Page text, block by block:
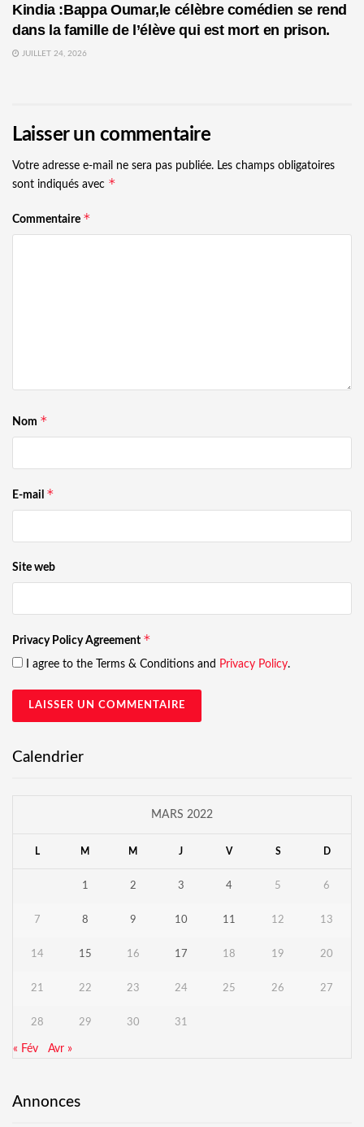
Kindia :Bappa Oumar,le célèbre comédien se rend
dans la famille de l’élève qui est mort en prison.
JUILLET 24, 2026
Laisser un commentaire
Votre adresse e-mail ne sera pas publiée. Les champs obligatoires
sont indiqués avec *
Commentaire *
Nom *
E-mail *
Site web
Privacy Policy Agreement *
I agree to the Terms & Conditions and Privacy Policy.
Calendrier
MARS 2022
L M M J V S D
1 2 3 4 5 6
7 8 9 10 11 12 13
14 15 16 17 18 19 20
21 22 23 24 25 26 27
28 29 30 31
« Fév Avr »
Annonces